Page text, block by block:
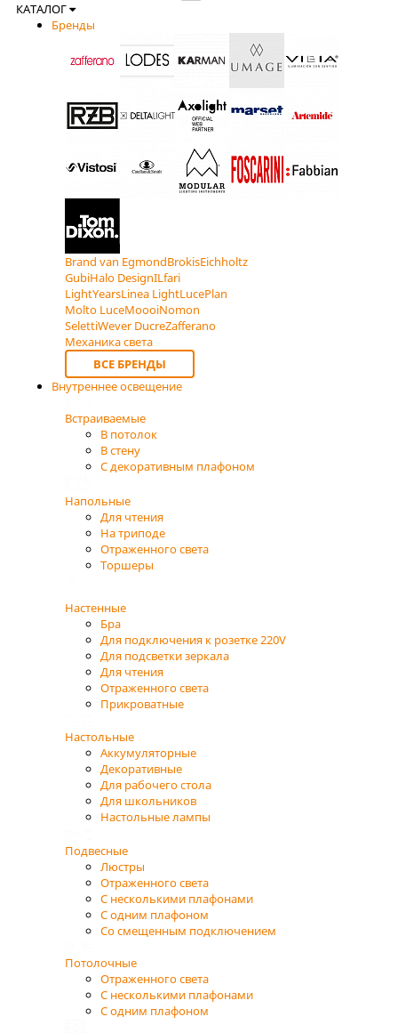
КАТАЛОГ
Бренды
Brand van EgmondBrokisEichholtz
GubiHalo DesignILfari
LightYearsLinea LightLucePlan
Molto LuceMoooiNomon
SelettiWever DucreZafferano
Механика света
ВСЕ БРЕНДЫ
Внутреннее освещение
Встраиваемые
В потолок
В стену
С декоративным плафоном
Напольные
Для чтения
На триподе
Отраженного света
Торшеры
Настенные
Бра
Для подключения к розетке 220V
Для подсветки зеркала
Для чтения
Отраженного света
Прикроватные
Настольные
Аккумуляторные
Декоративные
Для рабочего стола
Для школьников
Настольные лампы
Подвесные
Люстры
Отраженного света
С несколькими плафонами
С одним плафоном
Со смещенным подключением
Потолочные
Отраженного света
С несколькими плафонами
С одним плафоном